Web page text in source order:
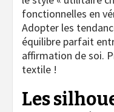
fonctionnelles en
Adopter les
équilibre parfait
affirmation de soi.
textile !
Les